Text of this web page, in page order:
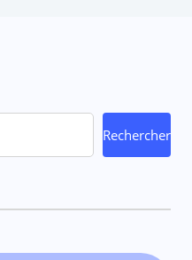
Rechercher